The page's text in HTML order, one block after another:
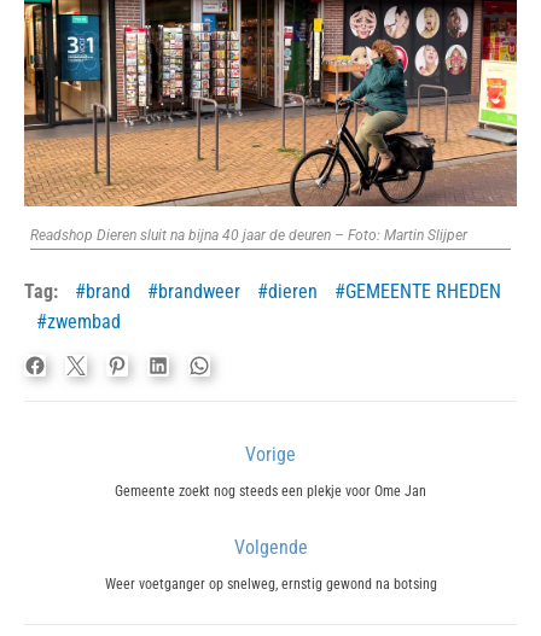
Readshop Dieren sluit na bijna 40 jaar de deuren – Foto: Martin Slijper
Tag: brand brandweer dieren
GEMEENTE RHEDEN
zwembad
navigatie
Vorige
Previous
Gemeente zoekt nog steeds een plekje voor Ome Jan
Volgende
Next
Weer voetganger op snelweg, ernstig gewond na botsing